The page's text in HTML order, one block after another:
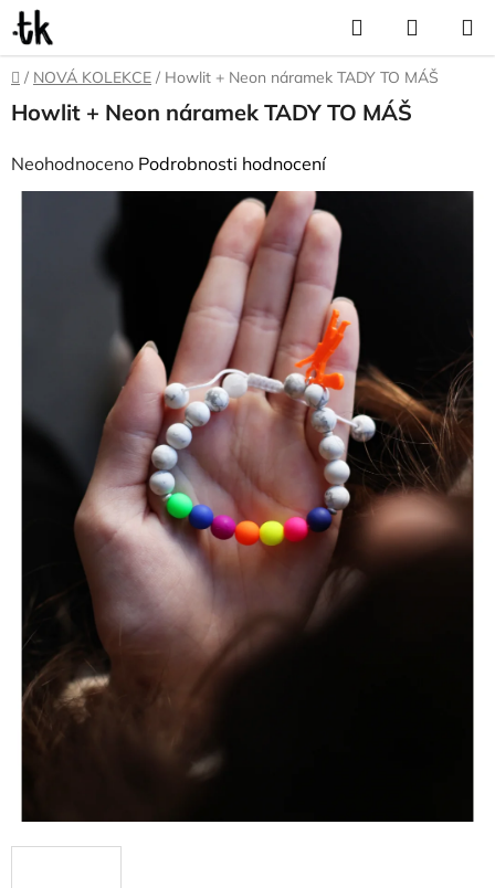
Přejít
na
obsah
Hledat
KOŠÍK
Domů
/ NOVÁ KOLEKCE / Howlit + Neon náramek TADY TO MÁŠ
Howlit + Neon náramek TADY TO MÁŠ
Průměrné
hodnocení
Neohodnoceno Podrobnosti hodnocení